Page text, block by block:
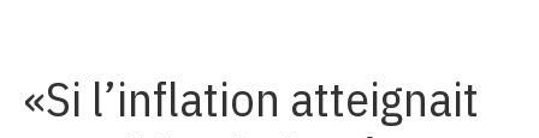
Si l’inflation atteignait